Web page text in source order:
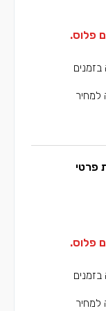
פלוס.
בזמנים
למחיר
פרטי
פלוס.
בזמנים
למחיר